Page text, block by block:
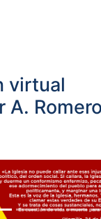
virtual
A.